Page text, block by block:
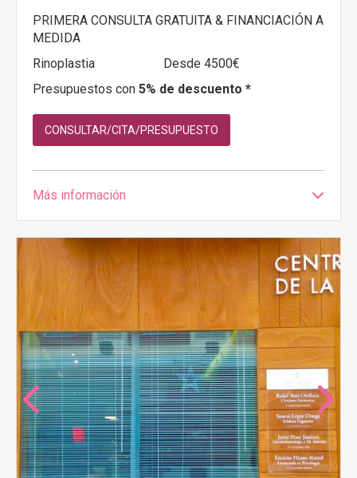
PRIMERA CONSULTA GRATUITA & FINANCIACIÓN A
MEDIDA
Rinoplastia
Desde 4500€
Presupuestos con 5% de descuento *
CONSULTAR/CITA/PRESUPUESTO
Más información